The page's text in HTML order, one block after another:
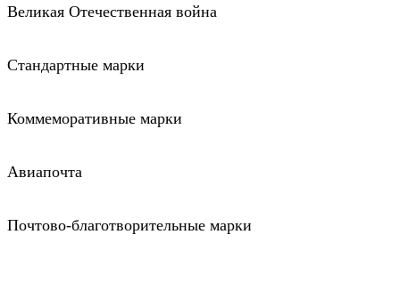
Великая Отечественная война
Стандартные марки
Коммеморативные марки
Авиапочта
Почтово-благотворительные марки